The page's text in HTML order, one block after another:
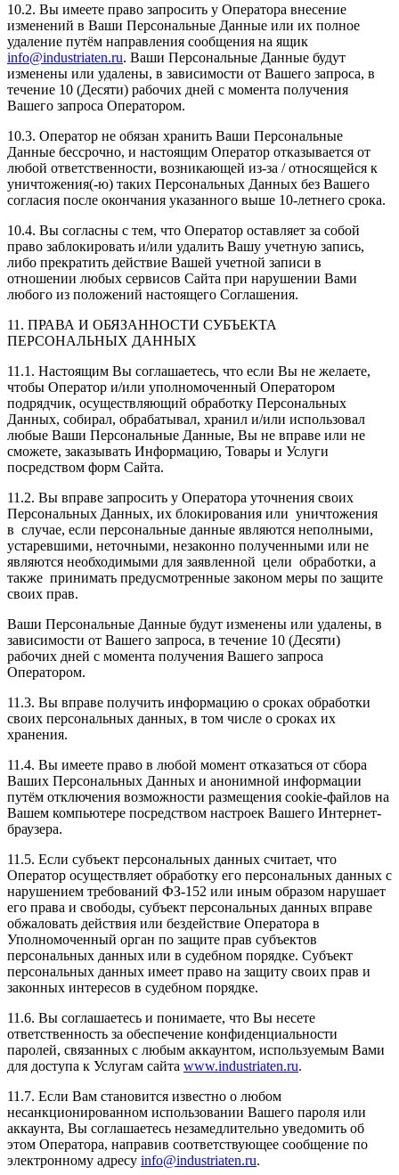
10.2. Вы имеете право запросить у Оператора внесение
изменений в Ваши Персональные Данные или их полное
удаление путём направления сообщения на ящик
info@industriaten.ru. Ваши Персональные Данные будут
изменены или удалены, в зависимости от Вашего запроса, в
течение 10 (Десяти) рабочих дней с момента получения
Вашего запроса Оператором.
10.3. Оператор не обязан хранить Ваши Персональные
Данные бессрочно, и настоящим Оператор отказывается от
любой ответственности, возникающей из-за / относящейся к
уничтожения(-ю) таких Персональных Данных без Вашего
согласия после окончания указанного выше 10-летнего срока.
10.4. Вы согласны с тем, что Оператор оставляет за собой
право заблокировать и/или удалить Вашу учетную запись,
либо прекратить действие Вашей учетной записи в
отношении любых сервисов Сайта при нарушении Вами
любого из положений настоящего Соглашения.
11. ПРАВА И ОБЯЗАННОСТИ СУБЪЕКТА
ПЕРСОНАЛЬНЫХ ДАННЫХ
11.1. Настоящим Вы соглашаетесь, что если Вы не желаете,
чтобы Оператор и/или уполномоченный Оператором
подрядчик, осуществляющий обработку Персональных
Данных, собирал, обрабатывал, хранил и/или использовал
любые Ваши Персональные Данные, Вы не вправе или не
сможете, заказывать Информацию, Товары и Услуги
посредством форм Сайта.
11.2. Вы вправе запросить у Оператора уточнения своих
Персональных Данных, их блокирования или уничтожения
в случае, если персональные данные являются неполными,
устаревшими, неточными, незаконно полученными или не
являются необходимыми для заявленной цели обработки, а
также принимать предусмотренные законом меры по защите
своих прав.
Ваши Персональные Данные будут изменены или удалены, в
зависимости от Вашего запроса, в течение 10 (Десяти)
рабочих дней с момента получения Вашего запроса
Оператором.
11.3. Вы вправе получить информацию о сроках обработки
своих персональных данных, в том числе о сроках их
хранения.
11.4. Вы имеете право в любой момент отказаться от сбора
Ваших Персональных Данных и анонимной информации
путём отключения возможности размещения cookie-файлов на
Вашем компьютере посредством настроек Вашего Интернет-
браузера.
11.5. Если субъект персональных данных считает, что
Оператор осуществляет обработку его персональных данных с
нарушением требований ФЗ-152 или иным образом нарушает
его права и свободы, субъект персональных данных вправе
обжаловать действия или бездействие Оператора в
Уполномоченный орган по защите прав субъектов
персональных данных или в судебном порядке. Субъект
персональных данных имеет право на защиту своих прав и
законных интересов в судебном порядке.
11.6. Вы соглашаетесь и понимаете, что Вы несете
ответственность за обеспечение конфиденциальности
паролей, связанных с любым аккаунтом, используемым Вами
для доступа к Услугам сайта www.industriaten.ru.
11.7. Если Вам становится известно о любом
несанкционированном использовании Вашего пароля или
аккаунта, Вы соглашаетесь незамедлительно уведомить об
этом Оператора, направив соответствующее сообщение по
электронному адресу info@industriaten.ru.